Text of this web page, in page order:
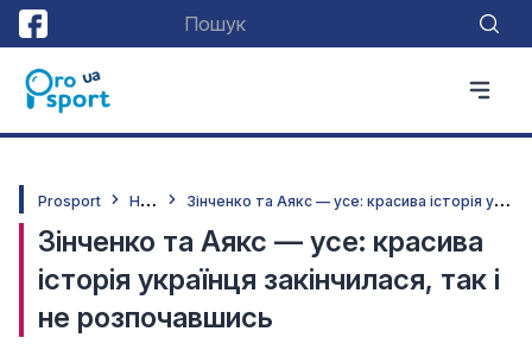
Prosport Н
овини З
інченко та Аякс — усе: красива історія українця закінчилася, так і не розпочавшись
Зінченко та Аякс — усе: красива
історія українця закінчилася, так і
не розпочавшись